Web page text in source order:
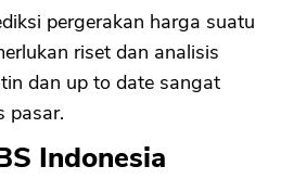
pergerakan harga suatu
riset dan analisis
dan up to date sangat
pasar.
Indonesia